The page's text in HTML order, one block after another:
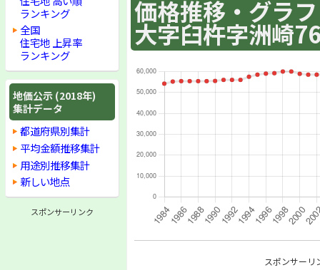
価格推移・グラ
大字臼杵字洲崎
スポンサーリ
ランキング
全国
住宅地 上昇率
ランキング
地価公示 (2018年)
集計データ
都道府県別集計
平均金額推移集計
用途別推移集計
新しい地点
スポンサーリンク